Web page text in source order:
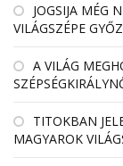
JOGSIJA MÉG
VILÁGSZÉPE
A VILÁG
TITOKBAN
MAGYAROK